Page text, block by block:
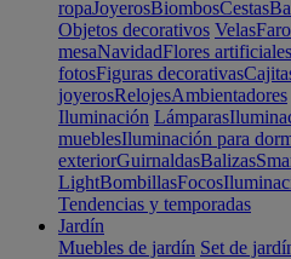
ropaJoyerosBiombosCestas
Objetos decorativos Velas
mesaNavidadFlores artificiales
fotosFiguras decorativas
joyerosRelojesAmbientadores
Iluminación Lámparas
mueblesIluminación para
exteriorGuirnaldasBalizas
LightBombillasFocos
Tendencias y temporadas
Jardín
Muebles de jardín Set de